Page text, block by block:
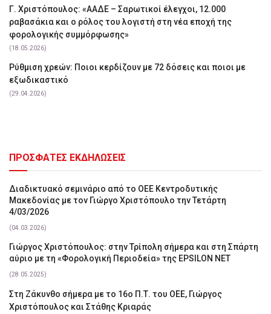
Γ. Χριστόπουλος: «ΑΑΔΕ – Σαρωτικοί έλεγχοι, 12.000
ραβασάκια και ο ρόλος του λογιστή στη νέα εποχή της
φορολογικής συμμόρφωσης»
(18.05.2026)
Ρύθμιση χρεών: Ποιοι κερδίζουν με 72 δόσεις και ποιοι με
εξωδικαστικό
(29.04.2026)
ΠΡΟΣΦΑΤΕΣ ΕΚΔΗΛΩΣΕΙΣ
Διαδικτυακό σεμινάριο από το ΟΕΕ Κεντροδυτικής
Μακεδονίας με τον Γιώργο Χριστόπουλο την Τετάρτη
4/03/2026
(04.03.2026)
Γιώργος Χριστόπουλος: στην Τρίπολη σήμερα και στη Σπάρτη
αύριο με τη «Φορολογική Περιοδεία» της EPSILON NET
(28.05.2025)
Στη Ζάκυνθο σήμερα με το 16ο Π.Τ. του ΟΕΕ, Γιώργος
Χριστόπουλος και Στάθης Κριαράς